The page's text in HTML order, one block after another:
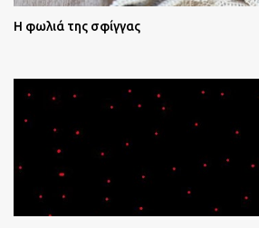
Η φωλιά της σφίγγας